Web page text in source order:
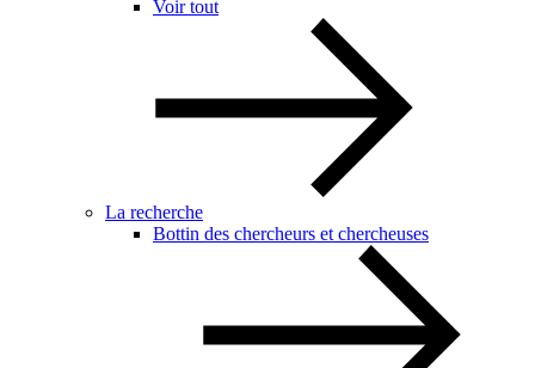
Voir tout
La recherche
Bottin des chercheurs et chercheuses